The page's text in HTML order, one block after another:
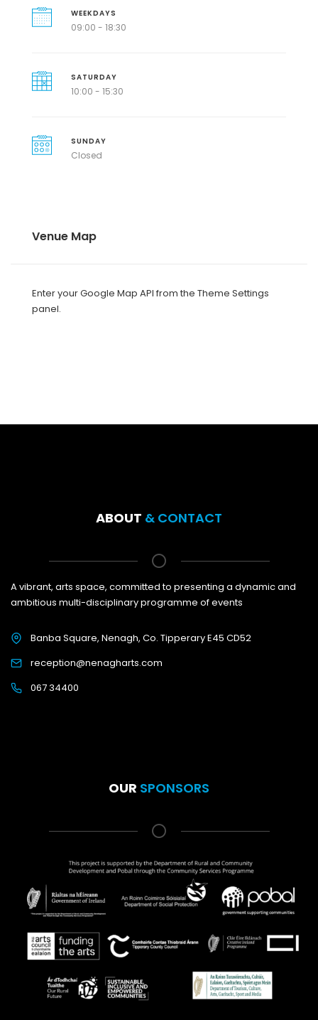
WEEKDAYS
09:00 - 18:30
SATURDAY
10:00 - 15:30
SUNDAY
Closed
Venue Map
Enter your Google Map API from the Theme Settings
panel.
ABOUT & CONTACT
A vibrant, arts space, committed to presenting a dynamic and
ambitious multi-disciplinary programme of events
Banba Square, Nenagh, Co. Tipperary E45 CD52
reception@nenagharts.com
067 34400
OUR SPONSORS